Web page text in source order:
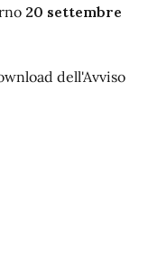
20 settembre
dell'Avviso